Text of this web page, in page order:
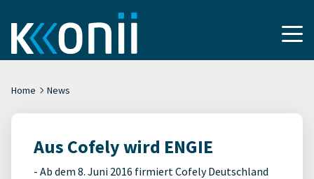
Home News
Aus Cofely wird ENGIE
- Ab dem 8. Juni 2016 firmiert Cofely Deutschland